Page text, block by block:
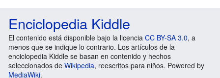
Enciclopedia Kiddle
El contenido está disponible bajo la licencia CC BY-SA 3.0, a
menos que se indique lo contrario. Los artículos de la
enciclopedia Kiddle se basan en contenido y hechos
seleccionados de Wikipedia, reescritos para niños. Powered by
MediaWiki.